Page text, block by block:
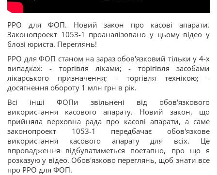
РРО для ФОП. Новий закон про касові апарати.
Законопроект 1053-1 проаналізовано у цьому відео у
блозі юриста. Переглянь!
РРО для ФОП станом на зараз обов'язковий тільки у 4-х
випадках: - торгівля ліками; - торігівля засобами
лікарського призначення; - торгівля технікою; -
досягнення обороту 1 млн грн в рік.
Всі інші ФОПи звільнені від обов'язкового
використання касового апарату. Новий закон, що
прийняла верховна рада про касові апарати, а саме
законопроект 1053-1 передбачає обов'язкове
використання касового апарату для всіх. Це
впровадження відбуватиметься поетапно, про що я
розказую у відео. Обов'язково переглянь, щоб знати все
про РРО для ФОП.